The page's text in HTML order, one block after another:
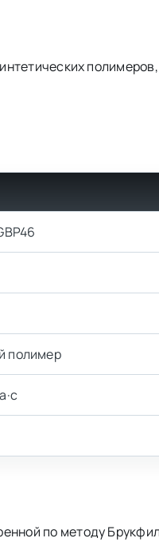
полимер
по методу